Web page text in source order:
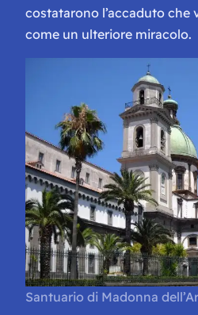
costatarono l’accaduto che
come un ulteriore miracolo.
Santuario di Madonna